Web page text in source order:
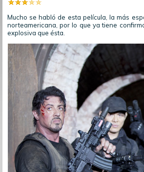
Mucho se habló de esta película, la más
norteamericana, por lo que ya tiene
explosiva que ésta.